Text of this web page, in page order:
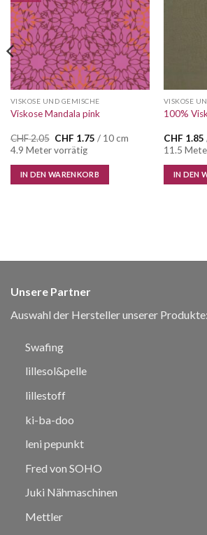
VISKOSE UND GEMISCHE
Viskose Mandala pink
CHF2.05 Ursprünglicher
Preis
war:
CHF 2.05
CHF 1.75Aktueller
Preis
CHF 1.75.
/ 10 cm
4.9 Meter vorrätig
IN DEN WARENKORB
VISKOSE
100%
CHF 1.85
11.5
IN DEN
Unsere Partner
Auswahl der Hersteller unserer Produkte:
Swafing
lillesol&pelle
lillestoff
ki-ba-doo
leni pepunkt
Fred von SOHO
Juki Nähmaschinen
Mettler